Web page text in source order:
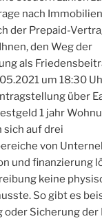
nach
der Prepaid-
den Weg der
als
um 18:30
über
1 jahr
sich auf drei
von
und finanzierung
keine
So gibt es
oder Sicherung der